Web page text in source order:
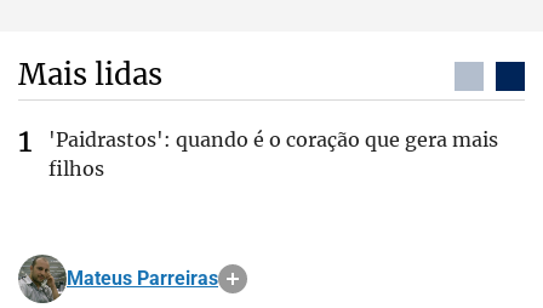
Mais lidas
'Paidrastos': quando é o coração que gera mais
filhos
Mateus Parreiras